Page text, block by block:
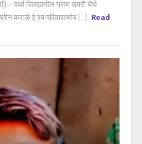
:- वर्धा जिल्ह्यातील ग्राम उमरी येथे
कराळे हे स्व परिवारासोब [...]
Read